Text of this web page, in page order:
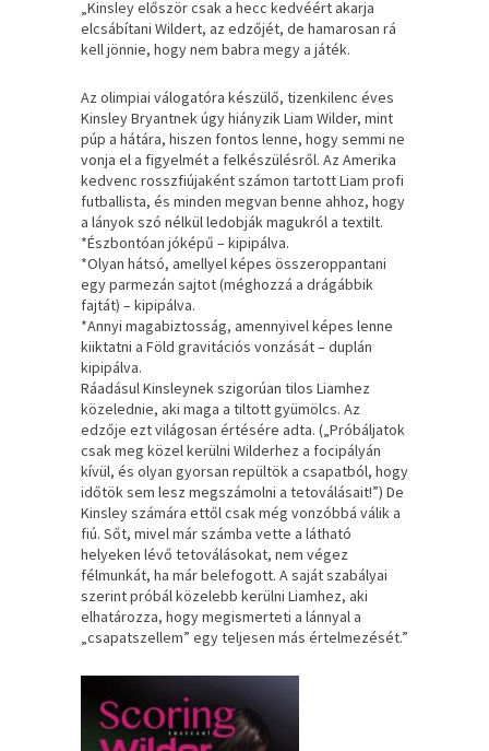
„Kinsley először csak a hecc kedvéért akarja
elcsábítani Wildert, az edzőjét, de hamarosan rá
kell jönnie, hogy nem babra megy a játék.
Az olimpiai válogatóra készülő, tizenkilenc éves
Kinsley Bryantnek úgy hiányzik Liam Wilder, mint
púp a hátára, hiszen fontos lenne, hogy semmi ne
vonja el a figyelmét a felkészülésről. Az Amerika
kedvenc rosszfiújaként számon tartott Liam profi
futballista, és minden megvan benne ahhoz, hogy
a lányok szó nélkül ledobják magukról a textilt.
*Észbontóan jóképű – kipipálva.
*Olyan hátsó, amellyel képes összeroppantani
egy parmezán sajtot (méghozzá a drágábbik
fajtát) – kipipálva.
*Annyi magabiztosság, amennyivel képes lenne
kiiktatni a Föld gravitációs vonzását – duplán
kipipálva.
Ráadásul Kinsleynek szigorúan tilos Liamhez
közelednie, aki maga a tiltott gyümölcs. Az
edzője ezt világosan értésére adta. („Próbáljatok
csak meg közel kerülni Wilderhez a focipályán
kívül, és olyan gyorsan repültök a csapatból, hogy
időtök sem lesz megszámolni a tetoválásait!”) De
Kinsley számára ettől csak még vonzóbbá válik a
fiú. Sőt, mivel már számba vette a látható
helyeken lévő tetoválásokat, nem végez
félmunkát, ha már belefogott. A saját szabályai
szerint próbál közelebb kerülni Liamhez, aki
elhatározza, hogy megismerteti a lánnyal a
„csapatszellem” egy teljesen más értelmezését.”